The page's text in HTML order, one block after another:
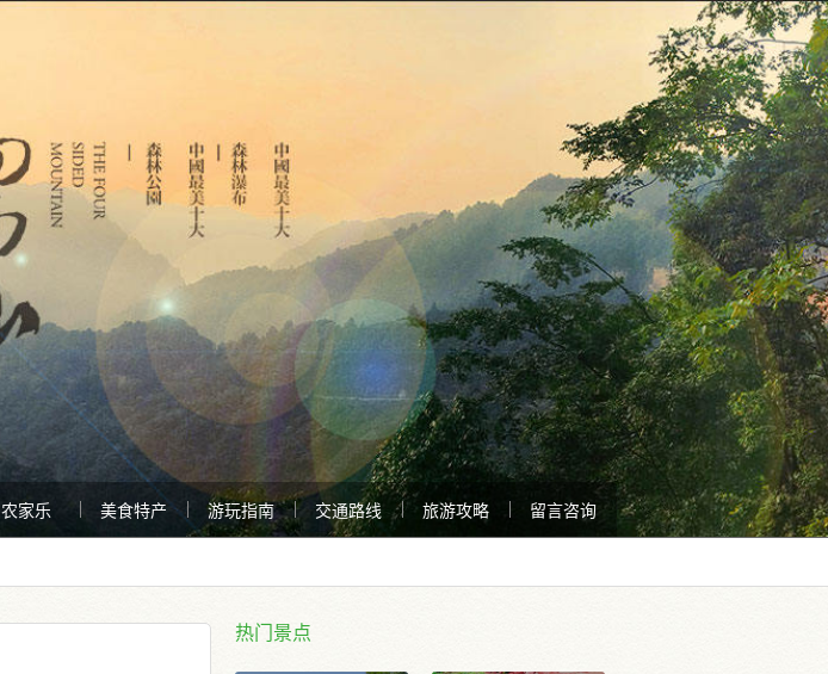
农家乐 美食特产 游玩指南 交通路线 旅游攻略 留言咨询
热门景点